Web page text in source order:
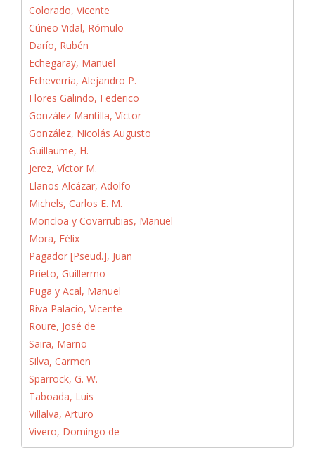
Colorado, Vicente
Cúneo Vidal, Rómulo
Darío, Rubén
Echegaray, Manuel
Echeverría, Alejandro P.
Flores Galindo, Federico
González Mantilla, Víctor
González, Nicolás Augusto
Guillaume, H.
Jerez, Víctor M.
Llanos Alcázar, Adolfo
Michels, Carlos E. M.
Moncloa y Covarrubias, Manuel
Mora, Félix
Pagador [Pseud.], Juan
Prieto, Guillermo
Puga y Acal, Manuel
Riva Palacio, Vicente
Roure, José de
Saira, Marno
Silva, Carmen
Sparrock, G. W.
Taboada, Luis
Villalva, Arturo
Vivero, Domingo de